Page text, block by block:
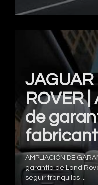
ROVER
de
AMPLIACIÓN DE
garantía de Land
seguir tranquilos ...